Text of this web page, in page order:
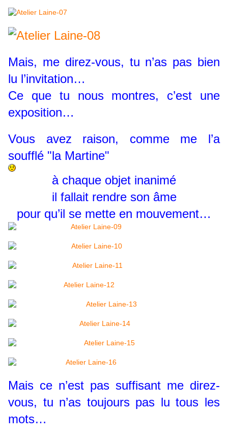
Mais, me direz-vous, tu n’as pas bien
lu l’invitation…
Ce que tu nous montres, c’est une
exposition…
Vous avez raison, comme me l’a
soufflé "la Martine"
à chaque objet inanimé
il fallait rendre son âme
pour qu’il se mette en mouvement…
Mais ce n’est pas suffisant me direz-
vous, tu n’as toujours pas lu tous les
mots…